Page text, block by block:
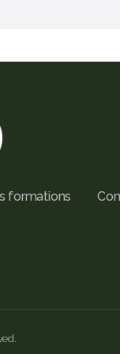
formations